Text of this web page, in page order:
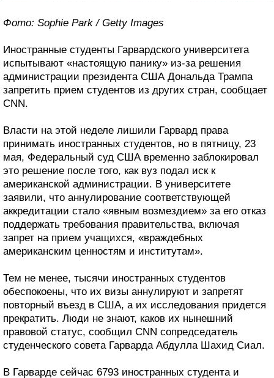
Фото: Sophie Park / Getty Images
Иностранные студенты Гарвардского университета
испытывают «настоящую панику» из-за решения
администрации президента США Дональда Трампа
запретить прием студентов из других стран, сообщает
CNN.
Власти на этой неделе лишили Гарвард права
принимать иностранных студентов, но в пятницу, 23
мая, Федеральный суд США временно заблокировал
это решение после того, как вуз подал иск к
американской администрации. В университете
заявили, что аннулирование соответствующей
аккредитации стало «явным возмездием» за его отказ
поддержать требования правительства, включая
запрет на прием учащихся, «враждебных
американским ценностям и институтам».
Тем не менее, тысячи иностранных студентов
обеспокоены, что их визы аннулируют и запретят
повторный въезд в США, а их исследования придется
прекратить. Люди не знают, каков их нынешний
правовой статус, сообщил CNN сопредседатель
студенческого совета Гарварда Абдулла Шахид Сиал.
В Гарварде сейчас 6793 иностранных студента и